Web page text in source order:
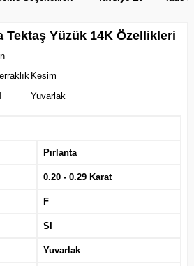
Tektaş Yüzük 14K Özellikleri
Kesim
Yuvarlak
Pırlanta
0.20 - 0.29 Karat
F
SI
Yuvarlak